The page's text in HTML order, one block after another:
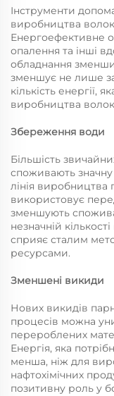
Інструменти
виробництва
Енергоефективне
опалення та інші
обладнання
зменшує не лише
кількість енергії,
виробництва
Збереження води
Більшість
споживають значну
лінія
використовує
зменшують
незначній
сприяє сталим
ресурсами.
Зменшені викиди
Нових викидів
процесів можна
перероблених
Енергія, яка
менша, ніж для
нафтохімічних
позитивну роль у